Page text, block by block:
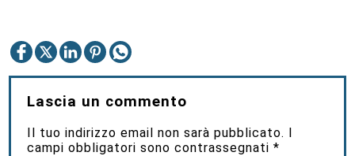
Lascia un commento
Il tuo indirizzo email non sarà pubblicato. I
campi obbligatori sono contrassegnati*